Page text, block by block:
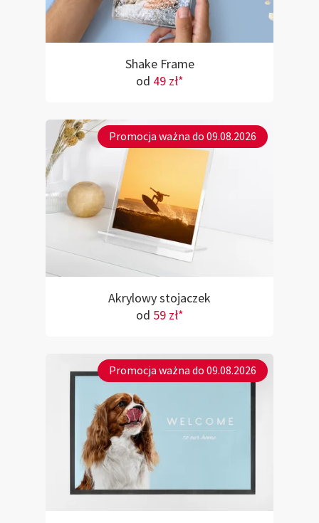
Shake Frame
od 49 zł*
Promocja ważna do 09.08.2026
Akrylowy stojaczek
od 59 zł*
Promocja ważna do 09.08.2026